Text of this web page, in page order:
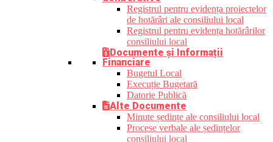
Registrul pentru evidența proiectelor
de hotărâri ale consiliului local
Registrul pentru evidența hotărârilor
consiliului local
Documente și Informații
Financiare
Bugetul Local
Execuție Bugetară
Datorie Publică
Alte Documente
Minute ședințe ale consiliului local
Procese verbale ale ședințelor
consiliului local